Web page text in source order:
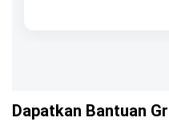
Dapatkan Bantuan